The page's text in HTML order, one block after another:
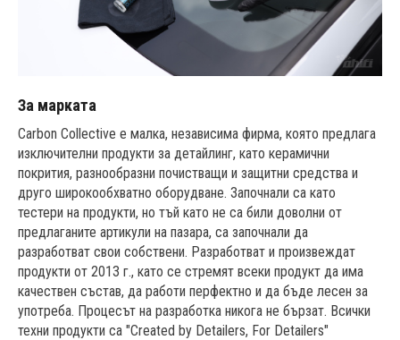
За марката
Carbon Collective е малка, независима фирма, която предлага
изключителни продукти за детайлинг, като керамични
покрития, разнообразни почистващи и защитни средства и
друго широкообхватно оборудване. Започнали са като
тестери на продукти, но тъй като не са били доволни от
предлаганите артикули на пазара, са започнали да
разработват свои собствени. Разработват и произвеждат
продукти от 2013 г., като се стремят всеки продукт да има
качествен състав, да работи перфектно и да бъде лесен за
употреба. Процесът на разработка никога не бързат. Всички
техни продукти са "Created by Detailers, For Detailers"